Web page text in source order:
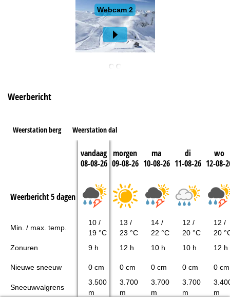
Weerbericht
Weerstation berg Weerstation dal
vandaag
08-08-26
morgen
09-08-26
ma
10-08-26
di
11-08-26
wo
12-08-
Weerbericht 5 dagen
Min. / max. temp.
10 /
19 °C
13 /
23 °C
14 /
22 °C
12 /
20 °C
12 /
20
Zonuren
9 h 12 h 10 h 10 h 12 h
Nieuwe sneeuw 0 cm 0 cm 0 cm 0 cm 0 cm
Sneeuwvalgrens
3.500
m
3.700
m
3.700
m
3.700
m
m